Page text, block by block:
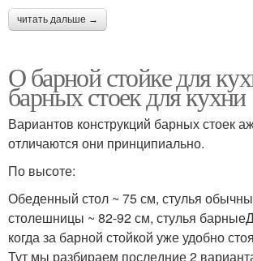
читать дальше →
О барной стойке для
барных стоек для кухни
Вариантов конструкций барных стоек
отличаются они принципиально.
По высоте:
Обеденный стол ~ 75 см, стулья
столешницы ~ 82-92 см, стулья
когда за барной стойкой уже удобно
Тут мы разбираем последние 2